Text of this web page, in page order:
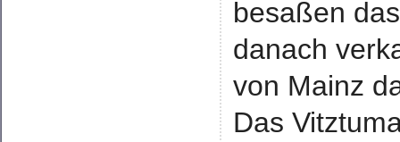
besaßen
danach
von Mainz
Das